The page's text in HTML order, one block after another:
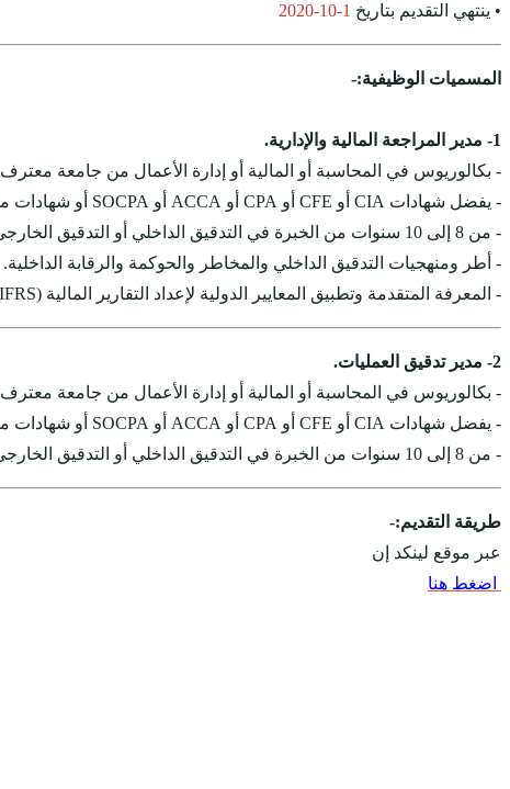
• ينتهي التقديم بتاريخ 1-10-2020
المسميات الوظيفية:-
1- مدير المراجعة المالية والإدارية.
- بكالوريوس في المحاسبة أو المالية أو إدارة الأعمال من جامعة
- يفضل شهادات CIA أو CFE أو CPA أو ACCA أو SOCPA أو شهادات مماثلة.
- من 8 إلى 10 سنوات من الخبرة في التدقيق الداخلي أو التدقيق الخارجي ، منها سنتان في العنوان المناسب.
- أطر ومنهجيات التدقيق الداخلي والمخاطر والحوكمة والرقابة الداخلية.
- المعرفة المتقدمة وتطبيق المعايير الدولية لإعداد التقارير المالية (IFRS).
2- مدير تدقيق العمليات.
- بكالوريوس في المحاسبة أو المالية أو إدارة الأعمال من جامعة
- يفضل شهادات CIA أو CFE أو CPA أو ACCA أو SOCPA أو شهادات مماثلة.
- من 8 إلى 10 سنوات من الخبرة في التدقيق الداخلي أو التدقيق الخارجي ، منها سنتان في العنوان المناسب.
طريقة التقديم:-
عبر موقع لينكد إن
اضغط هنا